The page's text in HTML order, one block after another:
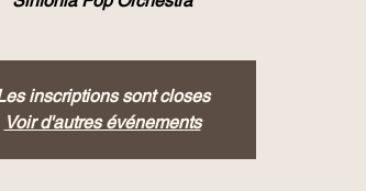
inscriptions sont closes
Voir d'autres événements